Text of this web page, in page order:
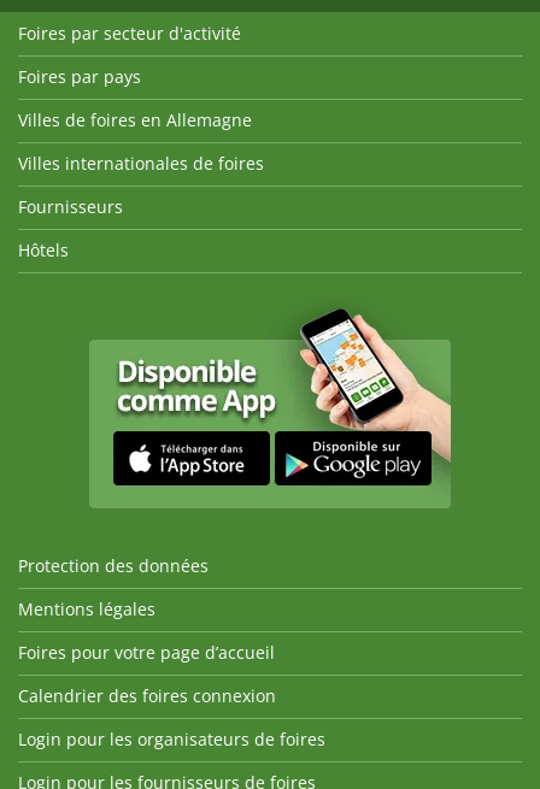
Foires par secteur d'activité
Foires par pays
Villes de foires en Allemagne
Villes internationales de foires
Fournisseurs
Hôtels
Protection des données
Mentions légales
Foires pour votre page d’accueil
Calendrier des foires connexion
Login pour les organisateurs de foires
Login pour les fournisseurs de foires